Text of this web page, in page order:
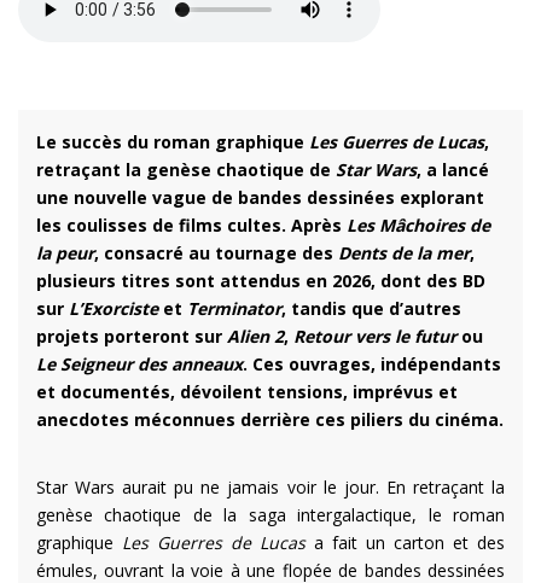
Le succès du roman graphique Les Guerres de Lucas,
retraçant la genèse chaotique de Star Wars, a lancé
une nouvelle vague de bandes dessinées explorant
les coulisses de films cultes. Après Les Mâchoires de
la peur, consacré au tournage des Dents de la mer,
plusieurs titres sont attendus en 2026, dont des BD
sur L’Exorcisteet Terminator, tandis que d’autres
projets porteront sur Alien 2, Retour vers le futurou
Le Seigneur des anneaux. Ces ouvrages, indépendants
et documentés, dévoilent tensions, imprévus et
anecdotes méconnues derrière ces piliers du cinéma.
Star Wars aurait pu ne jamais voir le jour. En retraçant la
genèse chaotique de la saga intergalactique, le roman
graphique Les Guerres de Lucasa fait un carton et des
émules, ouvrant la voie à une flopée de bandes dessinées